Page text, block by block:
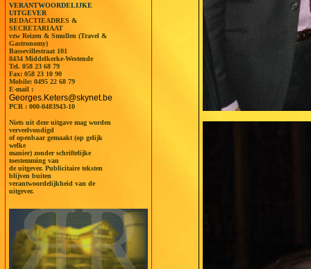
VERANTWOORDELIJKE
UITGEVER
REDACTIEADRES &
SECRETARIAAT
vzw Reizen & Smullen (Travel &
Gastronomy)
Bassevillestraat 101
8434 Middelkerke-Westende
Tel. 058 23 68 79
Fax: 058 23 10 90
Mobile: 0495 22 68 79
E-mail :
Georges.Keters@skynet.be
PCR : 000-0483943-10
Niets uit deze uitgave mag worden
verveelvoudigd
of openbaar gemaakt (op gelijk
welke
manier) zonder schriftelijke
toestemming van
de uitgever. Publicitaire teksten
blijven buiten
verantwoordelijkheid van de
uitgever.